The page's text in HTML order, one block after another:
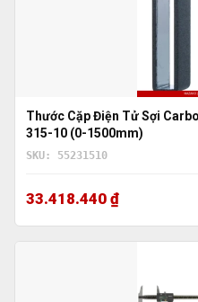
Thước Cặp Điện Tử Sợi
315-10 (0-1500mm)
SKU: 55231510
33.418.440 ₫